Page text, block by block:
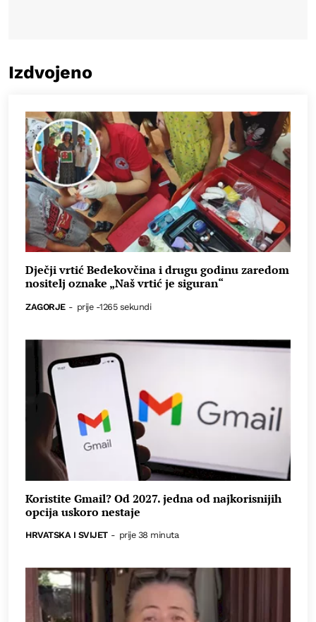
Izdvojeno
Dječji vrtić Bedekovčina i drugu godinu zaredom
nositelj oznake „Naš vrtić je siguran“
ZAGORJE - prije -1265 sekundi
Koristite Gmail? Od 2027. jedna od najkorisnijih
opcija uskoro nestaje
HRVATSKA I SVIJET - prije 38 minuta